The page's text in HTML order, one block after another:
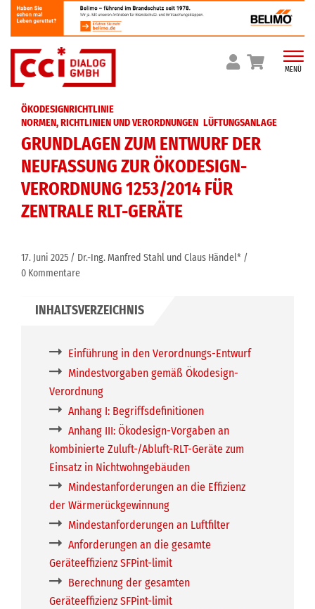
Skip
to
content
MENÜ
ÖKODESIGNRICHTLINIE
NORMEN, RICHTLINIEN UND VERORDNUNGEN LÜFTUNGSANLAGE
GRUNDLAGEN ZUM ENTWURF DER
NEUFASSUNG ZUR ÖKODESIGN-
VERORDNUNG 1253/2014 FÜR
ZENTRALE RLT-GERÄTE
17. Juni 2025
Dr.-Ing. Manfred Stahl und Claus Händel*
0 Kommentare
Einführung in den Verordnungs-Entwurf
Mindestvorgaben gemäß Ökodesign-
Verordnung
Anhang I: Begriffsdefinitionen
Anhang III: Ökodesign-Vorgaben an
kombinierte Zuluft-/Abluft-RLT-Geräte zum
Einsatz in Nichtwohngebäuden
Mindestanforderungen an die Effizienz
der Wärmerückgewinnung
Mindestanforderungen an Luftfilter
Anforderungen an die gesamte
Geräteeffizienz SFPint-limit
Berechnung der gesamten
Geräteeffizienz SFPint-limit